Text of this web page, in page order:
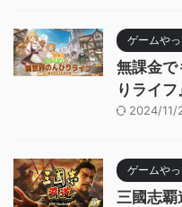
ゲームや
無課金で
りライ
2024/11/
ゲームや
三國志覇